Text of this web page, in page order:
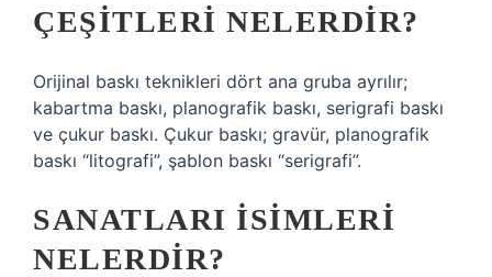
ÇEŞITLERI NELERDIR?
Orijinal baskı teknikleri dört ana gruba ayrılır;
kabartma baskı, planografik baskı, serigrafi baskı
ve çukur baskı. Çukur baskı; gravür, planografik
baskı “litografi”, şablon baskı “serigrafi”.
SANATLARI ISIMLERI
NELERDIR?